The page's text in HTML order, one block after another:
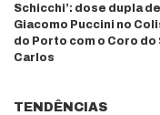
Schicchi’: dose dupla de
Giacomo Puccini no
do Porto com o Coro do
Carlos
TENDÊNCIAS